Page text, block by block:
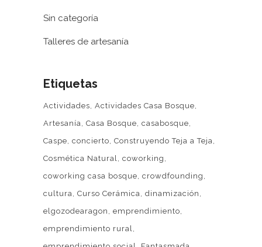
Sin categoría
Talleres de artesanía
Etiquetas
Actividades Actividades Casa Bosque
Artesanía Casa Bosque casabosque
Caspe concierto Construyendo Teja a Teja
Cosmética Natural coworking
coworking casa bosque crowdfounding
cultura Curso Cerámica dinamización
elgozodearagon
emprendimiento
emprendimiento rural